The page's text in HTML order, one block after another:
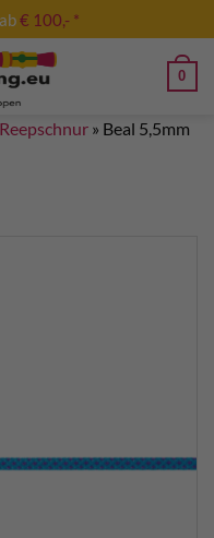
€ 100,- *
0
Reepschnur » Beal 5,5mm